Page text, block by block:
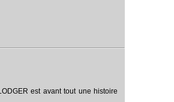
est avant tout une histoire